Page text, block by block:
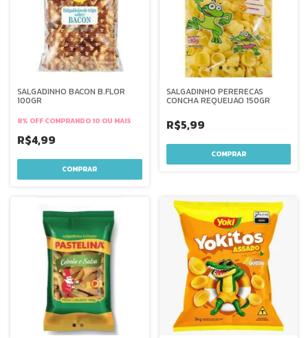
SALGADINHO BACON B.FLOR
100GR
8% OFF COMPRANDO 10 OU MAIS
R$4,99
SALGADINHO PERERECAS
CONCHA REQUEIJAO 150GR
R$5,99